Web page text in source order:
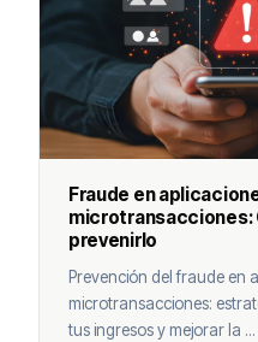
Fraude en
microtransacciones:
prevenirlo
Prevención del fraude en
microtransacciones:
tus ingresos y mejorar la ...